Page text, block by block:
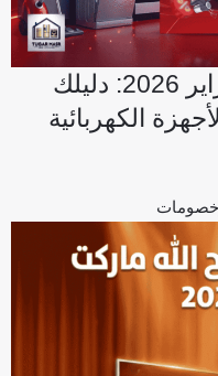
مجلة عروض رنين أول فبراير 2026: دليلك
الكهربائية